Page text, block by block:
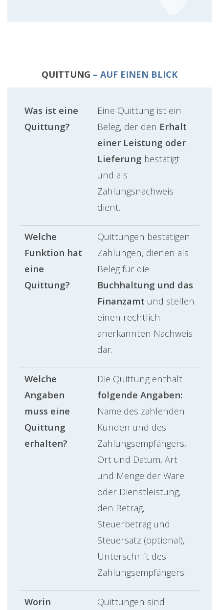
QUITTUNG – AUF EINEN BLICK
Was ist eine
Quittung?
Eine Quittung ist ein
Beleg, der den Erhalt
einer Leistung oder
Lieferung bestätigt
und als
Zahlungsnachweis
dient.
Welche
Funktion hat
eine
Quittung?
Quittungen bestätigen
Zahlungen, dienen als
Beleg für die
Buchhaltung und das
Finanzamt und stellen
einen rechtlich
anerkannten Nachweis
dar.
Welche
Angaben
muss eine
Quittung
erhalten?
Die Quittung enthält
folgende Angaben:
Name des zahlenden
Kunden und des
Zahlungsempfängers,
Ort und Datum, Art
und Menge der Ware
oder Dienstleistung,
den Betrag,
Steuerbetrag und
Steuersatz (optional),
Unterschrift des
Zahlungsempfängers.
Worin
Quittungen sind